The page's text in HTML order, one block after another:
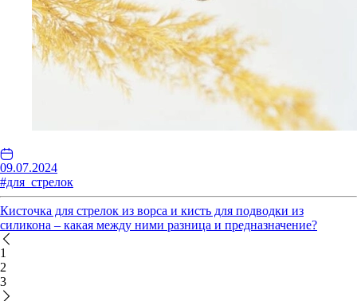
09.07.2024
#для_стрелок
Кисточка для стрелок из ворса и кисть для подводки из
силикона – какая между ними разница и предназначение?
1
2
3